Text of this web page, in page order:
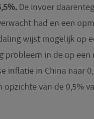
De invoer
had en een
wijst mogelijk op
probleem in de op
inflatie in China naar
opzichte van de 0,5%